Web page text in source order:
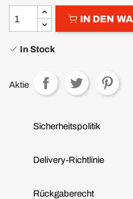
IN DEN
In Stock
Aktie
Sicherheitspolitik
Delivery-Richtlinie
Rückgaberecht